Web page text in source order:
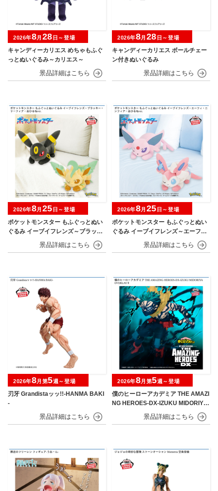
キャンディーカリエス めちゃもふぐ
っとぬいぐるみ～カリエス～
2026年8月 28 日～登場
キャンディーカリエス ボールチェー
ン付きぬいぐるみ
2026年8月 28 日～登場
ポケットモンスター もふぐっとぬい
ぐるみ イーブイフレンズ～ブラッキ
ー・リーフィア～おひるねver.
2026年8月 25 日～登場
ポケットモンスター もふぐっとぬい
ぐるみ イーブイフレンズ～エーフ
ィ・ニンフィア～おひるねver.
2026年8月 25 日～登場
刃牙 Grandistaッッ!!-HANMA BAKI
-
2026年8月第5週～登場
僕のヒーローアカデミア THE AMAZI
NG HEROES-DX-IZUKU MIDORIYA
OVERLAY Ⅱ
2026年8月第5週～登場